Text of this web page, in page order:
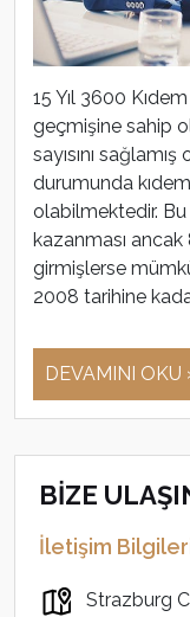
15 Yıl 3600
geçmişine sahip
sayısını
durumunda
olabilmektedir. Bu
kazanması
girmişlerse
2008 tarihine
DEVAMINI OKU
BİZE
İletişim
Strazburg